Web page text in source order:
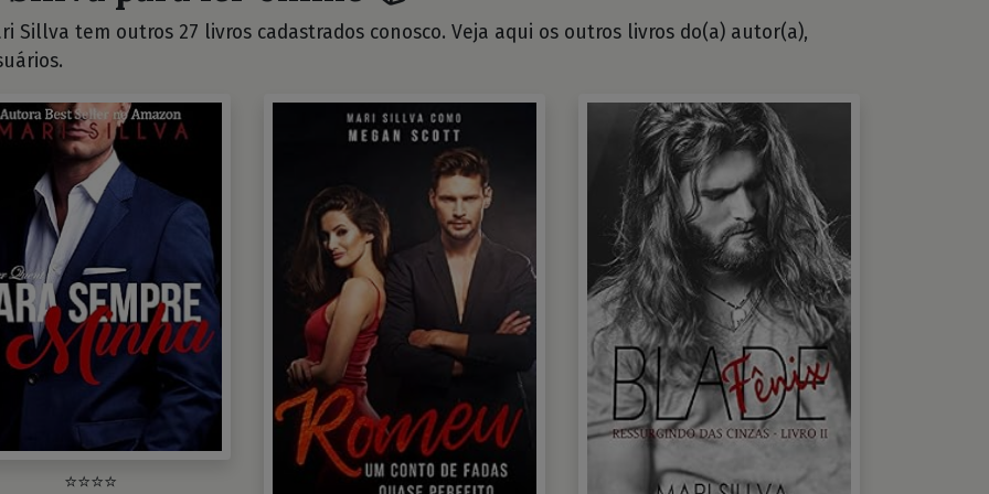
Sillva tem outros 27 livros cadastrados conosco. Veja aqui os outros livros do(a) autor(a),
⭐⭐⭐⭐